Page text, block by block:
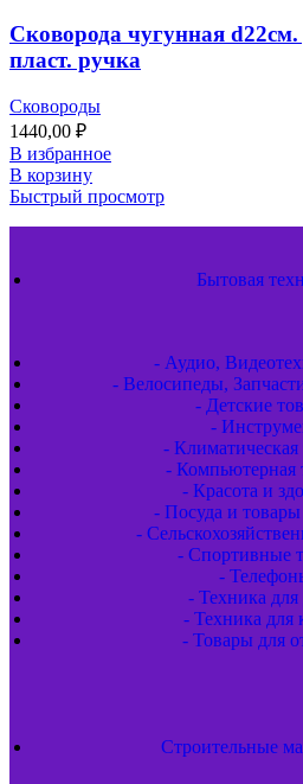
Сковорода чугунная
пласт. ручка
Сковороды
1440,00 ₽
В избранное
В корзину
Быстрый просмотр
Бытовая
- Аудио,
- Велосипеды,
- Детские
-
- Климатическая
- Компьютерная
- Красота и
- Посуда и
-
- Спортивные
-
- Техника для
- Техника для
- Товары для
Строительные